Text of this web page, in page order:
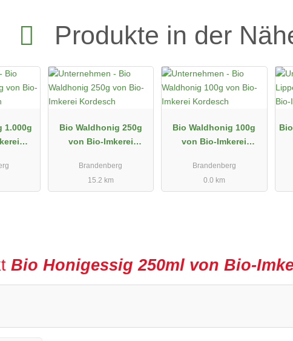
Produkte in der
1.000g
Bio Waldhonig 250g
von Bio-Imkerei
Brandenberg
15.2 km
Bio Waldhonig 100g
von Bio-Imkerei
Brandenberg
0.0 km
Bio Honigessig 250ml von Bio-